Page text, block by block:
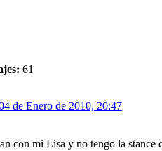
61
de Enero de 2010, 20:47
con mi Lisa y no tengo la stance